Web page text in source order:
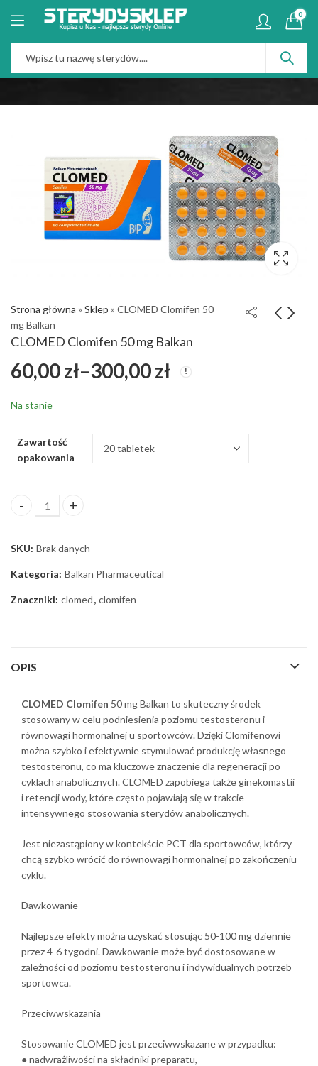
0
Strona główna » Sklep » CLOMED Clomifen 50
mg Balkan
CLOMED Clomifen 50 mg Balkan
60,00zł–300,00złZakres
Na stanie
Zawartość
opakowania
CLOMED Clomifen 50 mg Balkan ilość
SKU: Brak danych
Kategoria: Balkan Pharmaceutical
Znaczniki: clomed, clomifen
OPIS
CLOMED Clomifen 50 mg Balkan to skuteczny środek
stosowany w celu podniesienia poziomu testosteronu i
równowagi hormonalnej u sportowców. Dzięki Clomifenowi
można szybko i efektywnie stymulować produkcję własnego
testosteronu, co ma kluczowe znaczenie dla regeneracji po
cyklach anabolicznych. CLOMED zapobiega także ginekomastii
i retencji wody, które często pojawiają się w trakcie
intensywnego stosowania sterydów anabolicznych.
Jest niezastąpiony w kontekście PCT dla sportowców, którzy
chcą szybko wrócić do równowagi hormonalnej po zakończeniu
cyklu.
Dawkowanie
Najlepsze efekty można uzyskać stosując 50-100 mg dziennie
przez 4-6 tygodni. Dawkowanie może być dostosowane w
zależności od poziomu testosteronu i indywidualnych potrzeb
sportowca.
Przeciwwskazania
Stosowanie CLOMED jest przeciwwskazane w przypadku:
● nadwrażliwości na składniki preparatu,